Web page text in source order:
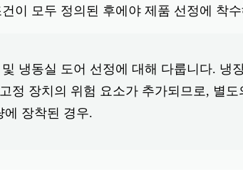
이 모두 정의된 후에야 제품 선정에 착
냉동실 도어 선정에 대해 다룹니다. 냉
정 장치의 위험 요소가 추가되므로, 별
에 장착된 경우.